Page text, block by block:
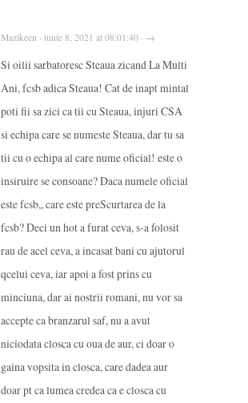
Mazikeen · iunie 8, 2021 at 08:01:40 · →
Si oilii sarbatoresc Steaua zicand La Multi
Ani, fcsb adica Steaua! Cat de inapt mintal
poti fii sa zici ca tii cu Steaua, injuri CSA
si echipa care se numeste Steaua, dar tu sa
tii cu o echipa al care nume oficial! este o
insiruire se consoane? Daca numele oficial
este fcsb,, care este preScurtarea de la
fcsb? Deci un hot a furat ceva, s-a folosit
rau de acel ceva, a incasat bani cu ajutorul
qcelui ceva, iar apoi a fost prins cu
minciuna, dar ai nostrii romani, nu vor sa
accepte ca branzarul saf, nu a avut
niciodata closca cu oua de aur, ci doar o
gaina vopsita in closca, care dadea aur
doar pt ca lumea credea ca e closca cu